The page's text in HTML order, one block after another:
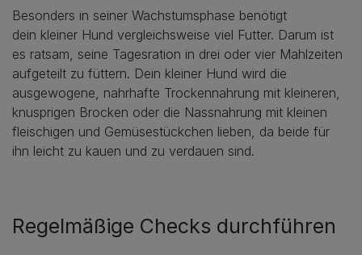
Besonders in seiner Wachstumsphase benötigt
dein kleiner Hund vergleichsweise viel Futter. Darum ist
es ratsam, seine Tagesration in drei oder vier Mahlzeiten
aufgeteilt zu füttern. Dein kleiner Hund wird die
ausgewogene, nahrhafte Trockennahrung mit kleineren,
knusprigen Brocken oder die Nassnahrung mit kleinen
fleischigen und Gemüsestückchen lieben, da beide für
ihn leicht zu kauen und zu verdauen sind.
Regelmäßige Checks durchführen